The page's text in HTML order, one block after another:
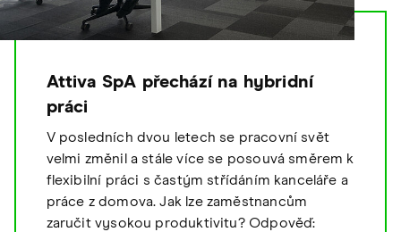
Attiva SpA přechází na hybridní
práci
V posledních dvou letech se pracovní svět
velmi změnil a stále více se posouvá směrem k
flexibilní práci s častým střídáním kanceláře a
práce z domova. Jak lze zaměstnancům
zaručit vysokou produktivitu? Odpověď: